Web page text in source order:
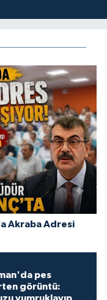
Akraba Adresi
pes
görüntü: